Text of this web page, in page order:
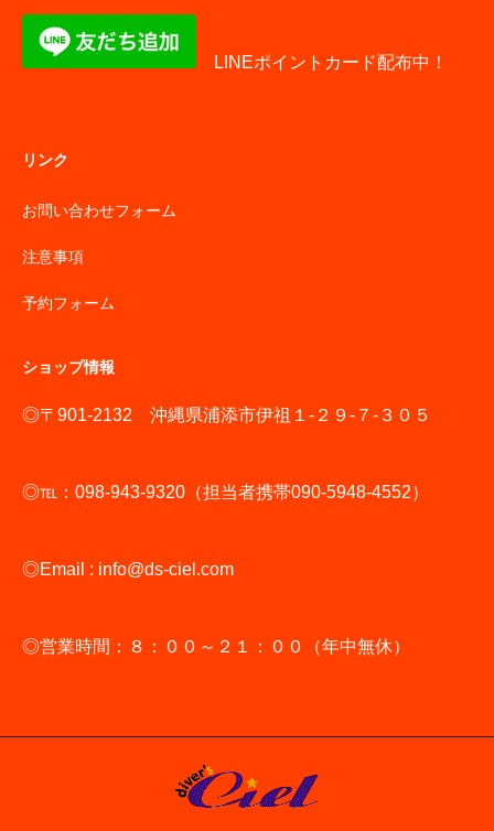
LINEポイントカード配布中！
リンク
お問い合わせフォーム
注意事項
予約フォーム
ショップ情報
◎〒901-2132 沖縄県浦添市伊祖１-２９-７-３０５
◎℡：098-943-9320（担当者携帯090-5948-4552）
◎Email : info@ds-ciel.com
◎営業時間：８：００～２１：００（年中無休）